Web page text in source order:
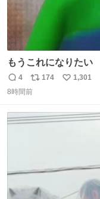
もうこれになりたい
返
信
4
リ
ポ
ト
174
い
数
1,301
8時間前